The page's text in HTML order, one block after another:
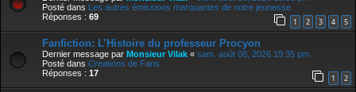
Posté dans
Les autres émissions marquantes de notre jeunesse
Réponses : 69 1 2 3 4 5
Fanfiction: L’Histoire du professeur Procyon
Dernier message par Monsieur Vilak « sam. août 08, 2026 19:35 pm
Posté dans Creations de Fans
Réponses : 17 1 2